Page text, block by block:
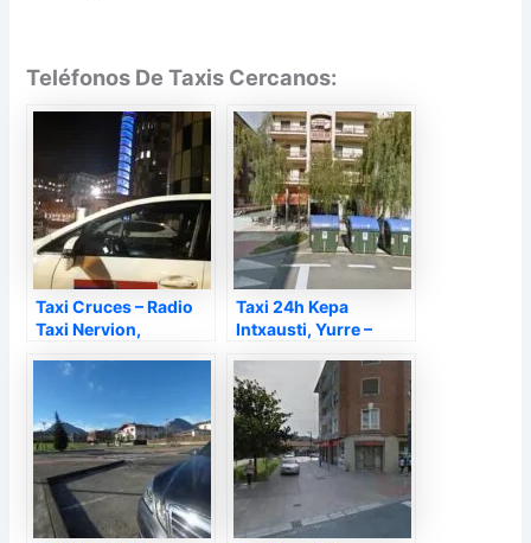
Teléfonos De Taxis Cercanos:
Taxi Cruces – Radio
Taxi Nervion,
Taxi 24h Kepa
Intxausti, Yurre –